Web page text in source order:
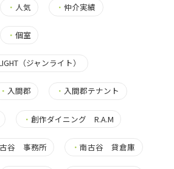
・ 人気 ・仲介実績
・個室
（ジャンライト）
・ 入間郡 ・ 入間郡テナント
・創作ダイニング R.A.M
谷 事務所 ・南古谷 貸倉庫